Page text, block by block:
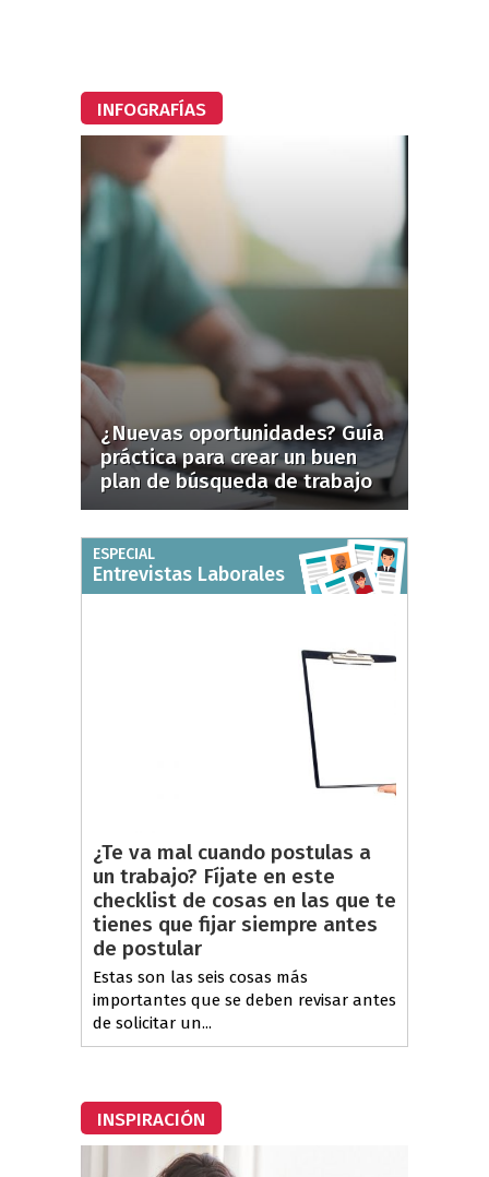
INFOGRAFÍAS
¿Nuevas oportunidades? Guía
práctica para crear un buen
plan de búsqueda de trabajo
ESPECIAL
Entrevistas Laborales
¿Te va mal cuando postulas a
un trabajo? Fíjate en este
checklist de cosas en las que te
tienes que fijar siempre antes
de postular
Estas son las seis cosas más
importantes que se deben revisar antes
de solicitar un...
INSPIRACIÓN